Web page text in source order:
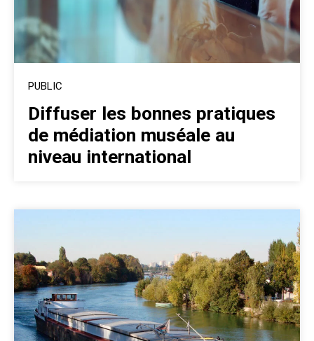
PUBLIC
Diffuser les bonnes pratiques
de médiation muséale au
niveau international